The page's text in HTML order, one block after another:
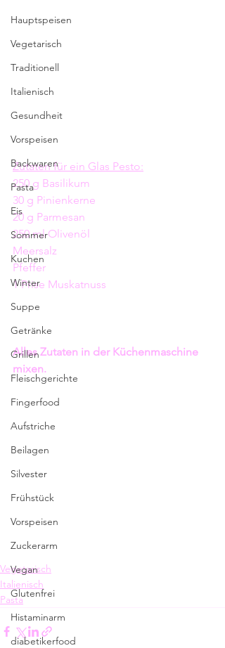
Hauptspeisen
Vegetarisch
Traditionell
Italienisch
Gesundheit
Vorspeisen
Backwaren
Pasta
Eis
Sommer
Kuchen
Winter
Suppe
Getränke
Grillen
Fleischgerichte
Fingerfood
Aufstriche
Beilagen
Silvester
Frühstück
Vorspeisen
Zuckerarm
Vegan
Glutenfrei
Histaminarm
diabetikerfood
Zutaten für ein Glas Pesto:
250 g Basilikum
30 g Pinienkerne
20 g Parmesan
250 ml Olivenöl
Meersalz
Pfeffer
1 Prise Muskatnuss
Alles Zutaten in der Küchenmaschine
mixen.
Vegetarisch
Italienisch
Pasta